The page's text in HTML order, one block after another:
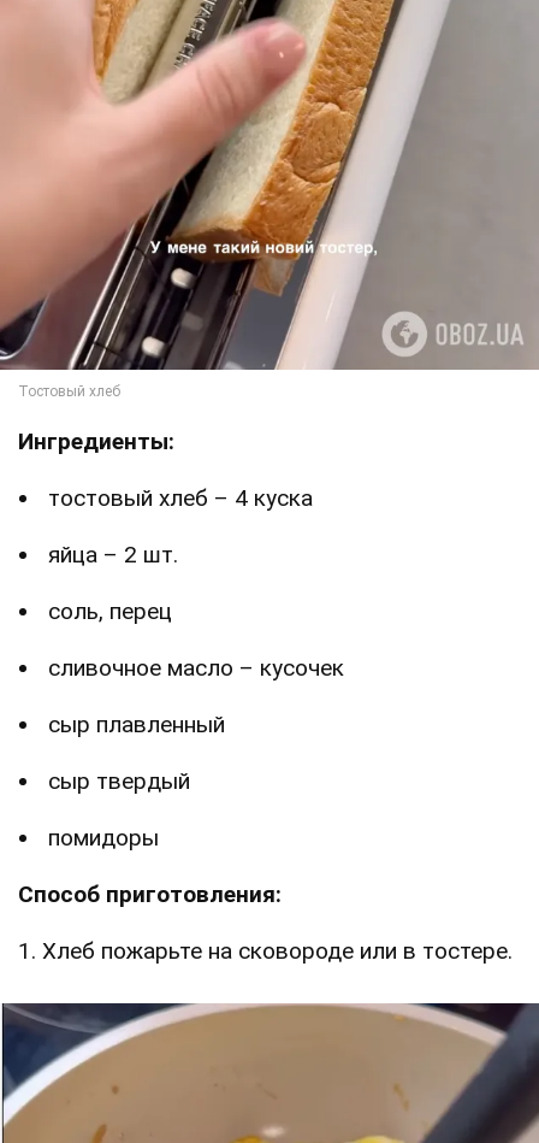
Ингредиенты:
тостовый хлеб – 4 куска
яйца – 2 шт.
соль, перец
сливочное масло – кусочек
сыр плавленный
сыр твердый
помидоры
Способ приготовления:
1. Хлеб пожарьте на сковороде или в тостере.